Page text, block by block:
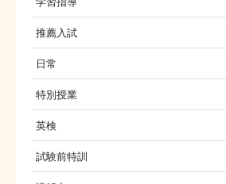
推薦入試
日常
特別授業
英検
試験前特訓